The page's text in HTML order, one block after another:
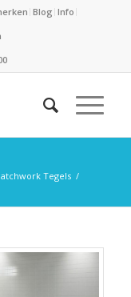
Blog Info
Tegels /